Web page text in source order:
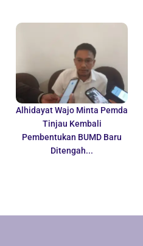
Alhidayat Wajo Minta Pemda
Tinjau Kembali
Pembentukan BUMD Baru
Ditengah...